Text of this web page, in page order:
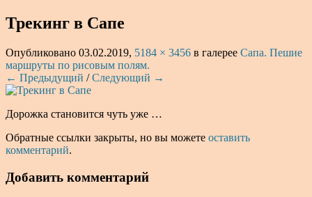
Трекинг в Сапе
Опубликовано 03.02.2019, 5184 × 3456 в галерее Сапа. Пешие
маршруты по рисовым полям.
← Предыдущий /Следующий →
Дорожка становится чуть уже …
Обратные ссылки закрыты, но вы можете оставить
комментарий.
Добавить комментарий